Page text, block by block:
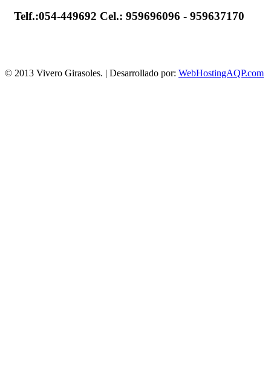
Telf.:054-449692 Cel.: 959696096 - 959637170
© 2013 Vivero Girasoles. | Desarrollado por: WebHostingAQP.com